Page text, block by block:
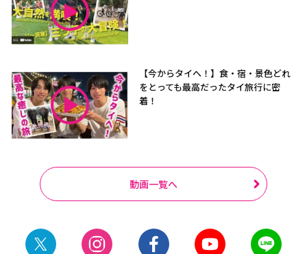
【今からタイへ！】食・宿・景色どれ
をとっても最高だったタイ旅行に密
着！
動画一覧へ